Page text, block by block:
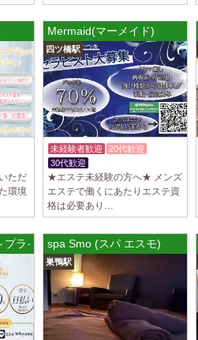
ただ
環境
Mermaid(マーメイド)
四ツ橋駅
未経験者歓迎
20代歓迎
30代歓迎
★エステ未経験の方へ★ メンズ
エステで働くにあたりエステ資
格は必要あり…
ライベートサロン ヴィエリス
spa Smo (スパ エスモ)
巣鴨駅